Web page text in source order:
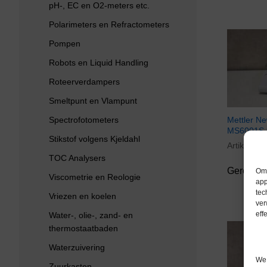
Mettler
MS6001S
pH-, EC en O2-meters etc.
Polarimeters en Refractometers
Pompen
Robots en Liquid Handling
Roteerverdampers
Smeltpunt en Vlampunt
Spectrofotometers
Stikstof volgens Kjeldahl
TOC Analysers
Viscometrie en Reologie
Vriezen en koelen
Water-, olie-, zand- en
thermostaatbaden
Waterzuivering